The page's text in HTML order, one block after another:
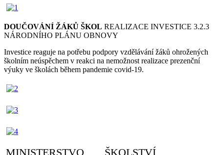
DOUČOVÁNÍ ŽÁKŮ ŠKOL REALIZACE INVESTICE 3.2.3
NÁRODNÍHO PLÁNU OBNOVY
Investice reaguje na potřebu podpory vzdělávání žáků ohrožených
školním neúspěchem v reakci na nemožnost realizace prezenční
výuky ve školách během pandemie covid-19.
MINISTERSTVO ŠKOLSTVÍ